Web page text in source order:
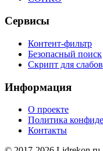
Сервисы
Контент-фильтр
Безопасный поиск
Скрипт для
Информация
О проекте
Политика
Контакты